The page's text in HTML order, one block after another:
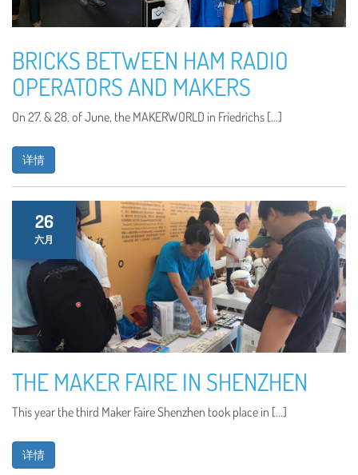
BRICKS BETWEEN HAM RADIO
OPERATORS AND MAKERS
On 27. & 28. of June, the MAKERWORLD in Friedrichs […]
详情
26
六月
THE MAKER FAIRE IN SHENZHEN
This year the third Maker Faire Shenzhen took place in […]
详情